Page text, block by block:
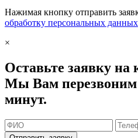
Нажимая кнопку отправить
обработку персональных данных
×
Оставьте заявку на
Мы Вам перезвоним
минут.